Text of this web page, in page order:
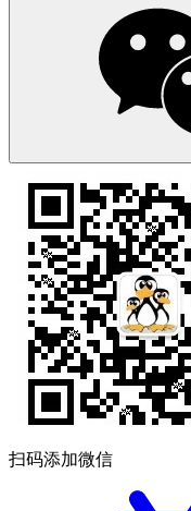
扫码添加微信